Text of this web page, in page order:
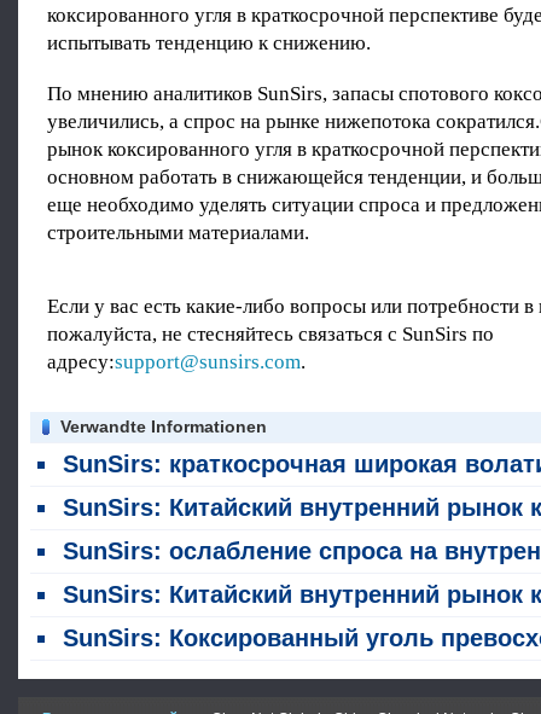
коксированного угля в краткосрочной перспективе
испытывать тенденцию к снижению.
По мнению аналитиков SunSirs, запасы спотового
увеличились, а спрос на рынке нижепотока
рынок коксированного угля в краткосрочной
основном работать в снижающейся тенденции, и
еще необходимо уделять ситуации спроса и
строительными материалами.
Если у вас есть какие-либо вопросы или потребности в
пожалуйста, не стесняйтесь связаться с SunSirs по
адресу:support@sunsirs.com.
Verwandte Informationen
SunSirs: краткосрочная широкая волатильность ожидает фьючерсов на коксовый
SunSirs: Китайский внутренний рынок коксированного угля остается стабильным на этой неделе (27 - 30
SunSirs: ослабление спроса на внутренний уголь для кожирования; ожидаются широкие колебания в краткосрочной
SunSirs: Китайский внутренний рынок коксированного угля остается слабым, но стабильным на этой неделе (20 - 23
SunSirs: Коксированный уголь превосходит сталепродукты на фоне устойчивых ограничений